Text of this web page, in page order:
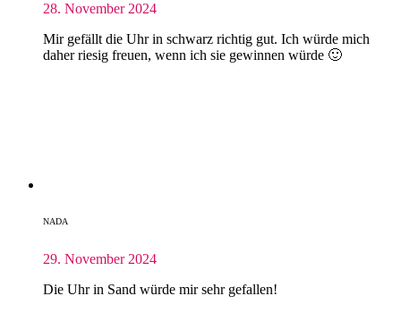
28. November 2024
Mir gefällt die Uhr in schwarz richtig gut. Ich würde mich
daher riesig freuen, wenn ich sie gewinnen würde 🙂
NADA
29. November 2024
Die Uhr in Sand würde mir sehr gefallen!